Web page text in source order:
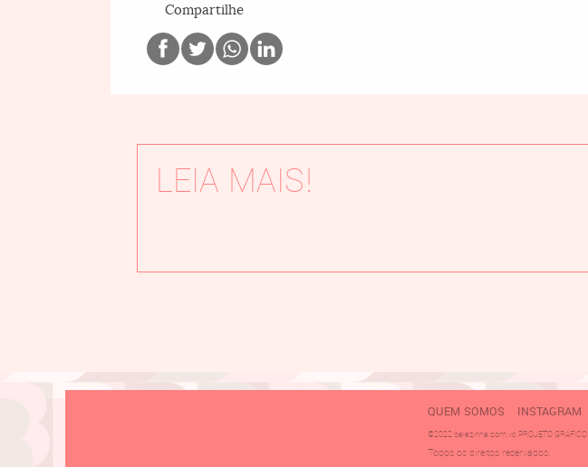
Compartilhe
LEIA MAIS!
QUEM SOMOS INSTAGRAM
©2022 belezinha.com.vc PROJETO GRÁFICO
Todos os direitos reservados.